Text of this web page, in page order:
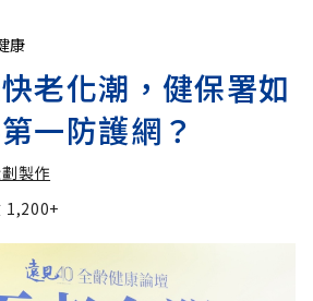
康
老化潮，健保署如
一防護網？
製作
1,200+